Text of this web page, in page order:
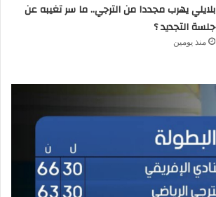
بلايلي يهرب مجددا من الترجي.. ما سر تغيبه عن
جلسة التجديد ؟
منذ يومين